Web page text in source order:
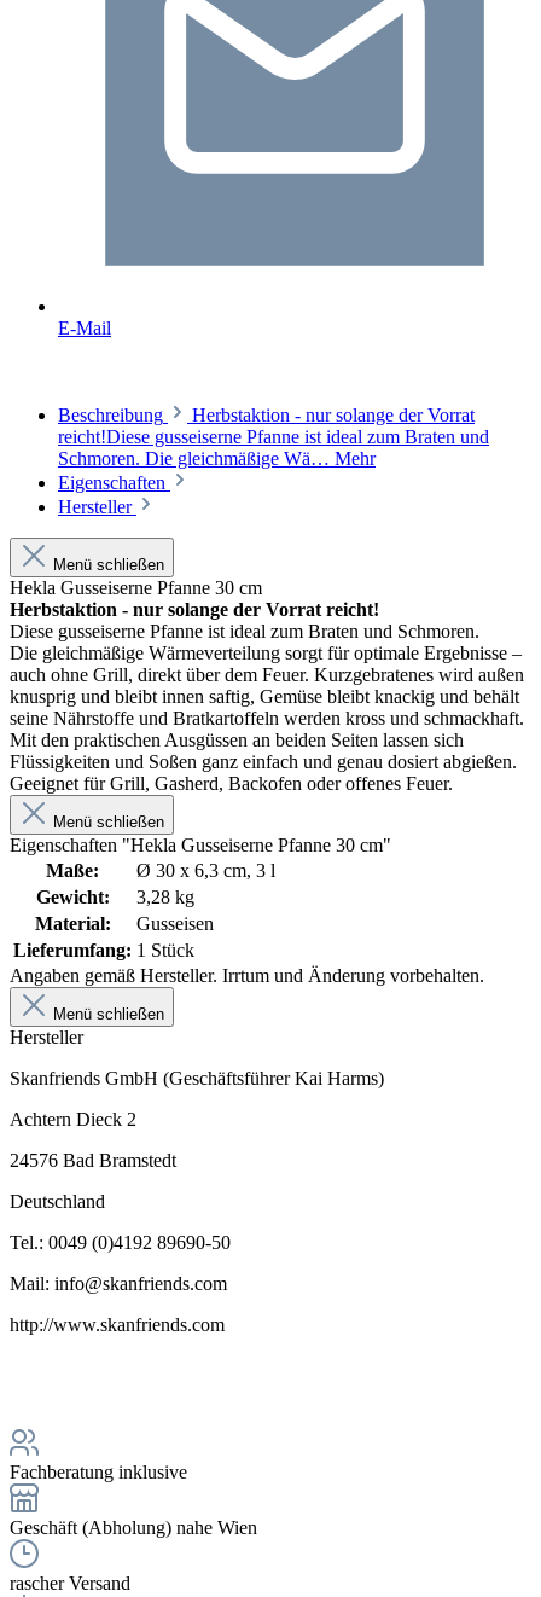
E-Mail
Beschreibung
Herbstaktion - nur solange der Vorrat
reicht!Diese gusseiserne Pfanne ist ideal zum Braten und
Schmoren. Die gleichmäßige Wä… Mehr
Eigenschaften
Hersteller
Menü schließen
Hekla Gusseiserne Pfanne 30 cm
Herbstaktion - nur solange der Vorrat reicht!
Diese gusseiserne Pfanne ist ideal zum Braten und Schmoren.
Die gleichmäßige Wärmeverteilung sorgt für optimale Ergebnisse –
auch ohne Grill, direkt über dem Feuer. Kurzgebratenes wird außen
knusprig und bleibt innen saftig, Gemüse bleibt knackig und behält
seine Nährstoffe und Bratkartoffeln werden kross und schmackhaft.
Mit den praktischen Ausgüssen an beiden Seiten lassen sich
Flüssigkeiten und Soßen ganz einfach und genau dosiert abgießen.
Geeignet für Grill, Gasherd, Backofen oder offenes Feuer.
Menü schließen
Eigenschaften "Hekla Gusseiserne Pfanne 30 cm"
Maße:
Ø 30 x 6,3 cm, 3 l
Gewicht:
3,28 kg
Material:
Gusseisen
Lieferumfang: 1 Stück
Angaben gemäß Hersteller. Irrtum und Änderung vorbehalten.
Menü schließen
Hersteller
Skanfriends GmbH (Geschäftsführer Kai Harms)
Achtern Dieck 2
24576 Bad Bramstedt
Deutschland
Tel.: 0049 (0)4192 89690-50
Mail: info@skanfriends.com
http://www.skanfriends.com
Fachberatung inklusive
Geschäft (Abholung) nahe Wien
rascher Versand